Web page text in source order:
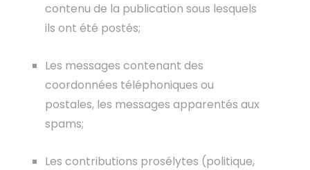
contenu de la publication sous lesquels
ils ont été postés;
Les messages contenant des
coordonnées téléphoniques ou
postales, les messages apparentés aux
spams;
Les contributions prosélytes (politique,